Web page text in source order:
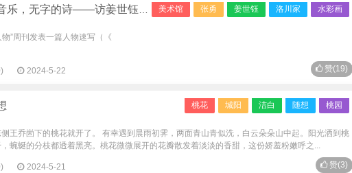
美术馆 张勇 姜世钰 洛川家 水彩画
，无字的诗——访姜世钰先生
”周刊发表一篇人物速写（《
2024-5-22 赞(19)
桃花 城阳 洁白 随想 桃园
王乔崮下的桃花就开了。 有幸遇到晨雨初霁，两面青山青似洗，白云朵朵山中起。阳光洒到桃
蜿蜒的分枝都透着黑亮。桃花微微展开的花瓣散发着淡淡的香甜，这份娇羞粉嫩呼之...
2024-5-21 赞(3)